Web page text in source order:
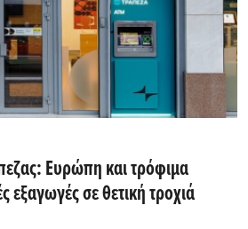
Ευρώπη και τρόφιμα
εξαγωγές σε θετική τροχιά